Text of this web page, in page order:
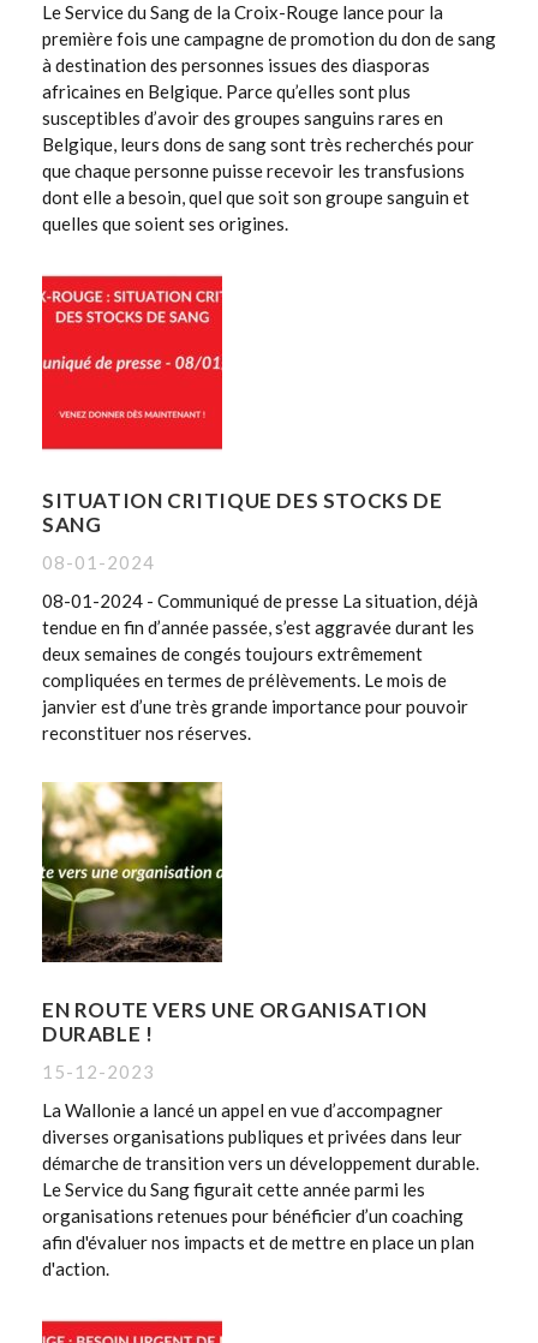
Le Service du Sang de la Croix-Rouge lance pour la
première fois une campagne de promotion du don de sang
à destination des personnes issues des diasporas
africaines en Belgique. Parce qu’elles sont plus
susceptibles d’avoir des groupes sanguins rares en
Belgique, leurs dons de sang sont très recherchés pour
que chaque personne puisse recevoir les transfusions
dont elle a besoin, quel que soit son groupe sanguin et
quelles que soient ses origines.
SITUATION CRITIQUE DES STOCKS DE
SANG
08-01-2024
08-01-2024 - Communiqué de presse La situation, déjà
tendue en fin d’année passée, s’est aggravée durant les
deux semaines de congés toujours extrêmement
compliquées en termes de prélèvements. Le mois de
janvier est d’une très grande importance pour pouvoir
reconstituer nos réserves.
EN ROUTE VERS UNE ORGANISATION
DURABLE !
15-12-2023
La Wallonie a lancé un appel en vue d’accompagner
diverses organisations publiques et privées dans leur
démarche de transition vers un développement durable.
Le Service du Sang figurait cette année parmi les
organisations retenues pour bénéficier d’un coaching
afin d'évaluer nos impacts et de mettre en place un plan
d'action.